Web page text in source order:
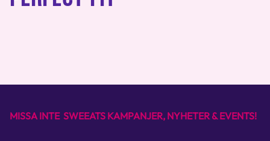
MISSA INTE SWEEATS KAMPANJER, NYHETER & EVENTS!